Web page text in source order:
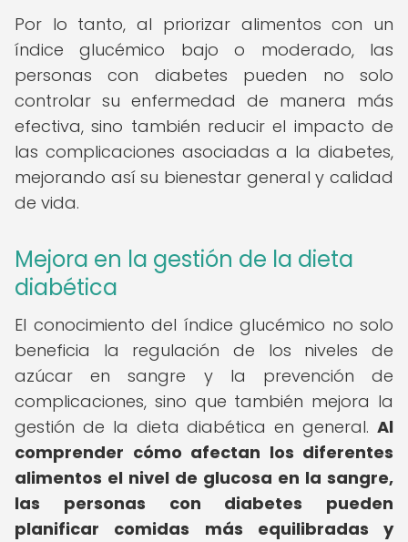
Por lo tanto, al priorizar alimentos con un
índice glucémico bajo o moderado, las
personas con diabetes pueden no solo
controlar su enfermedad de manera más
efectiva, sino también reducir el impacto de
las complicaciones asociadas a la diabetes,
mejorando así su bienestar general y calidad
de vida.
Mejora en la gestión de la dieta
diabética
El conocimiento del índice glucémico no solo
beneficia la regulación de los niveles de
azúcar en sangre y la prevención de
complicaciones, sino que también mejora la
gestión de la dieta diabética en general. Al
comprender cómo afectan los diferentes
alimentos el nivel de glucosa en la sangre,
las personas con diabetes pueden
planificar comidas más equilibradas y